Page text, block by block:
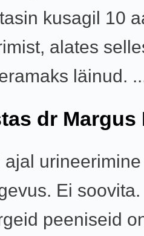
kusagil 10
alates
läinud.
dr Margus
ajal
Ei soovita.
peeniseid